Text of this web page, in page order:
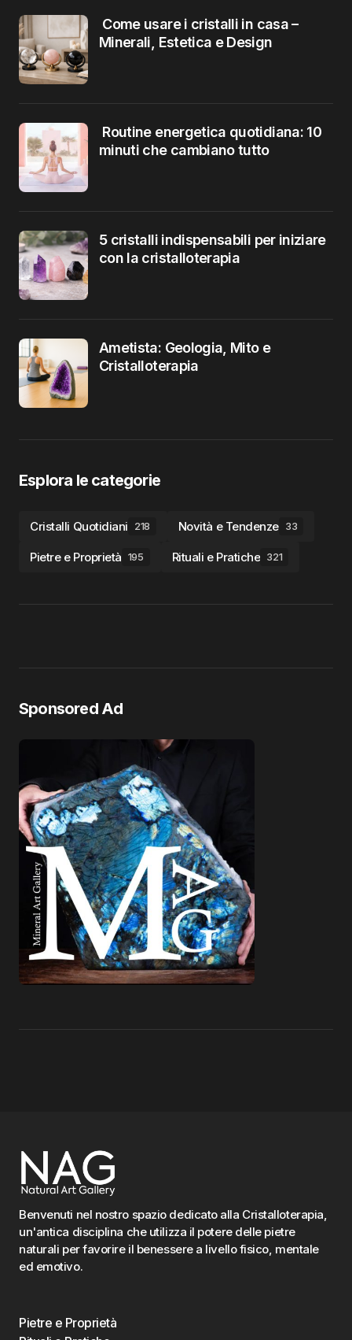
Come usare i cristalli in casa –
Minerali, Estetica e Design
Routine energetica quotidiana: 10
minuti che cambiano tutto
5 cristalli indispensabili per iniziare
con la cristalloterapia
Ametista: Geologia, Mito e
Cristalloterapia
Esplora le categorie
Cristalli Quotidiani 218 Novità e Tendenze 33
Pietre e Proprietà 195 Rituali e Pratiche 321
Sponsored Ad
Benvenuti nel nostro spazio dedicato alla Cristalloterapia,
un'antica disciplina che utilizza il potere delle pietre
naturali per favorire il benessere a livello fisico, mentale
ed emotivo.
Pietre e Proprietà